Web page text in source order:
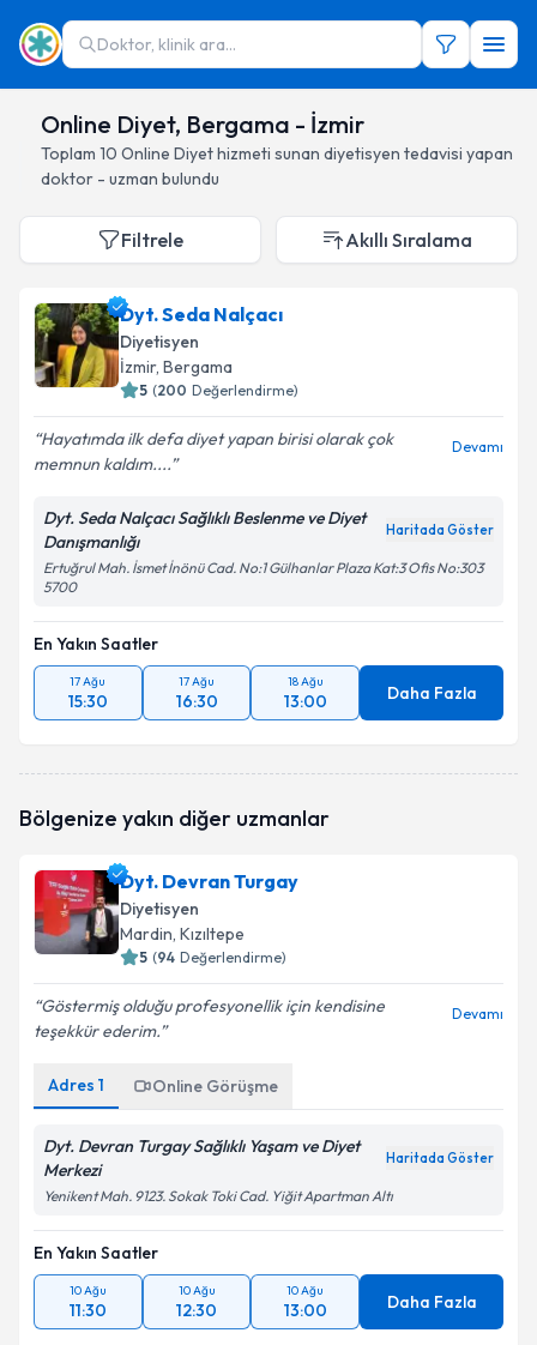
Doktor, klinik ara...
Online Diyet, Bergama - İzmir
Toplam 10 Online Diyet hizmeti sunan diyetisyen tedavisi yapan
doktor - uzman bulundu
Filtrele Akıllı Sıralama
Dyt. Seda Nalçacı
Diyetisyen
İzmir, Bergama
5 (200 Değerlendirme)
Hayatımda ilk defa diyet yapan birisi olarak çok
memnun kaldım....
Devamı
Dyt. Seda Nalçacı Sağlıklı Beslenme ve Diyet
Danışmanlığı
Haritada Göster
Ertuğrul Mah. İsmet İnönü Cad. No:1 Gülhanlar Plaza Kat:3 Ofis No:303
5700
En Yakın Saatler
17 Ağu
15:30
17 Ağu
16:30
18 Ağu
13:00 Daha Fazla
Bölgenize yakın diğer uzmanlar
Dyt. Devran Turgay
Diyetisyen
Mardin, Kızıltepe
5 (94 Değerlendirme)
Göstermiş olduğu profesyonellik için kendisine
teşekkür ederim.
Devamı
Adres 1 Online Görüşme
Dyt. Devran Turgay Sağlıklı Yaşam ve Diyet
Merkezi
Haritada Göster
Yenikent Mah. 9123. Sokak Toki Cad. Yiğit Apartman Altı
En Yakın Saatler
10 Ağu
11:30
10 Ağu
12:30
10 Ağu
13:00 Daha Fazla